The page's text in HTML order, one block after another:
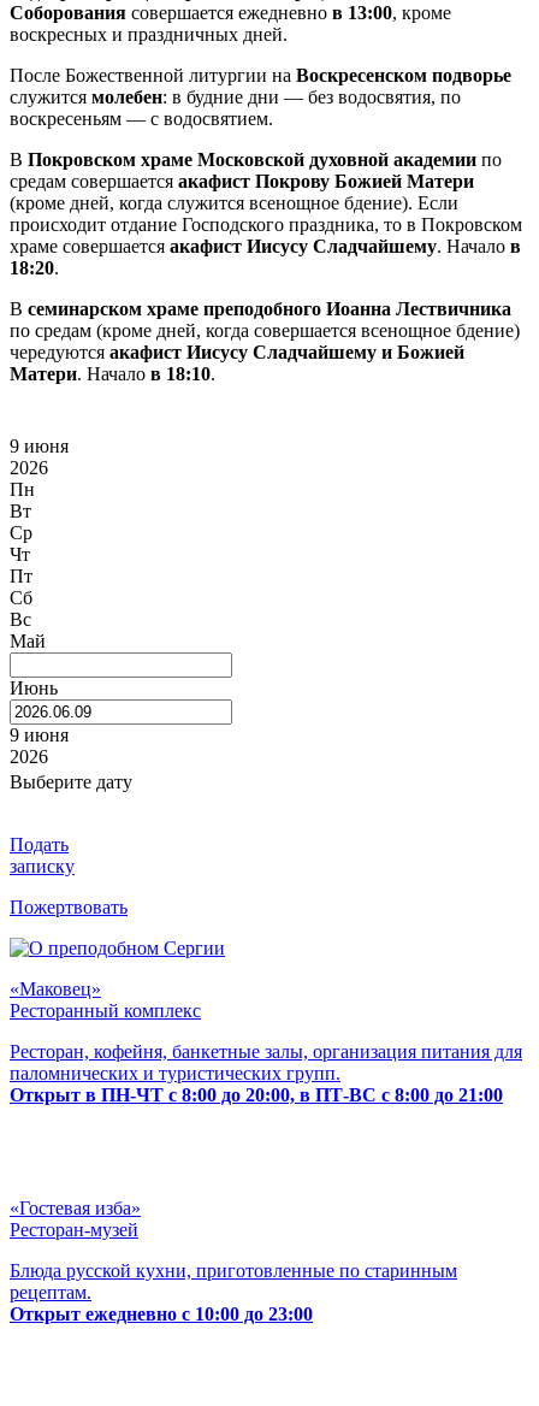
Соборования совершается ежедневно в 13:00, кроме
воскресных и праздничных дней.
После Божественной литургии на Воскресенском подворье
служится молебен: в будние дни — без водосвятия, по
воскресеньям — с водосвятием.
В Покровском храме Московской духовной академии по
средам совершается акафист Покрову Божией Матери
(кроме дней, когда служится всенощное бдение). Если
происходит отдание Господского праздника, то в Покровском
храме совершается акафист Иисусу Сладчайшему. Начало в
18:20.
В семинарском храме преподобного Иоанна Лествичника
по средам (кроме дней, когда совершается всенощное бдение)
чередуются акафист Иисусу Сладчайшему и Божией
Матери. Начало в 18:10.
9 июня
2026
Пн
Вт
Ср
Чт
Пт
Сб
Вс
Май
Июнь
9 июня
2026
Выберите дату
Подать
записку
Пожертвовать
«Маковец»
Ресторанный комплекс
Ресторан, кофейня, банкетные залы, организация питания для
паломнических и туристических групп.
Открыт в ПН-ЧТ с 8:00 до 20:00, в ПТ-ВС с 8:00 до 21:00
«Гостевая изба»
Ресторан-музей
Блюда русской кухни, приготовленные по старинным
рецептам.
Открыт ежедневно с 10:00 до 23:00